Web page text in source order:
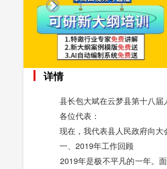
详情
县长包大斌在云梦县第十八届
各位代表：
现在，我代表县人民政府向大
一、2019年工作回顾
2019年是极不平凡的一年。面